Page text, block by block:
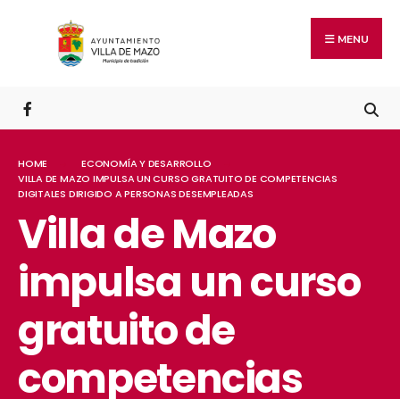
MENU
HOME
ECONOMÍA Y DESARROLLO
VILLA DE MAZO IMPULSA UN CURSO GRATUITO DE COMPETENCIAS
DIGITALES DIRIGIDO A PERSONAS DESEMPLEADAS
Villa de Mazo
impulsa un curso
gratuito de
competencias